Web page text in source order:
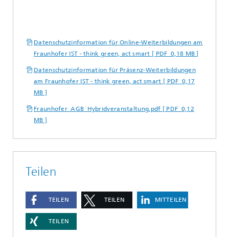
Datenschutzinformation für Online-Weiterbildungen am
Fraunhofer IST - think green, act smart [ PDF 0,18 MB ]
Datenschutzinformation für Präsenz-Weiterbildungen
am Fraunhofer IST - think green, act smart [ PDF 0,17
MB ]
Fraunhofer_AGB_Hybridveranstaltung.pdf [ PDF 0,12
MB ]
Teilen
TEILEN TEILEN MITTEILEN
TEILEN